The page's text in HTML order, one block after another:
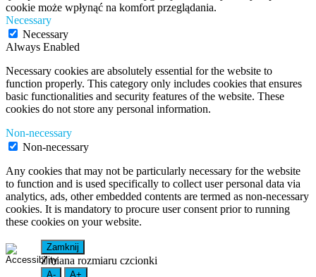
cookie może wpłynąć na komfort przeglądania.
Necessary
Necessary
Always Enabled
Necessary cookies are absolutely essential for the website to
function properly. This category only includes cookies that ensures
basic functionalities and security features of the website. These
cookies do not store any personal information.
Non-necessary
Non-necessary
Any cookies that may not be particularly necessary for the website
to function and is used specifically to collect user personal data via
analytics, ads, other embedded contents are termed as non-necessary
cookies. It is mandatory to procure user consent prior to running
these cookies on your website.
Zamknij
Zmiana rozmiaru czcionki
A- A+